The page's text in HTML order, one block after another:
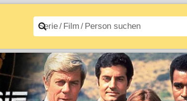
Filme A–Z